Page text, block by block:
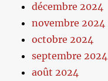
décembre 2024
novembre 2024
octobre 2024
septembre 2024
août 2024